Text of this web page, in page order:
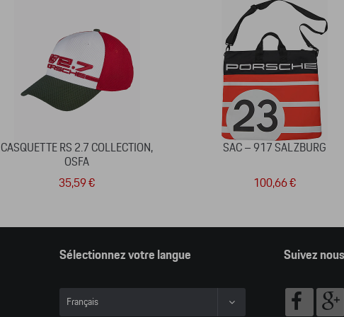
CASQUETTE RS 2.7 COLLECTION,
OSFA
35,59 €
SAC – 917 SALZBURG
100,66 €
Sélectionnez votre langue
Français
Suivez nous